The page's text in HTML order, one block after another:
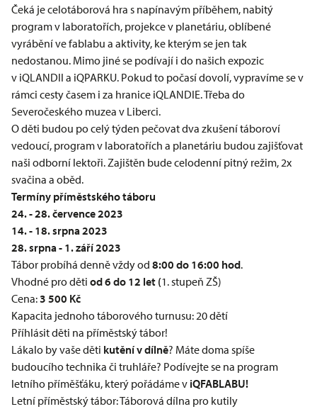
Čeká je celotáborová hra s napínavým příběhem, nabitý
program v laboratořích, projekce v planetáriu, oblíbené
vyrábění vefablabu a aktivity, ke kterým se jen tak
nedostanou. Mimo jiné se podívají i do našich expozic
v iQLANDII a iQPARKU. Pokud to počasí dovolí, vypravíme se v
rámci cesty časem i za hranice iQLANDIE. Třeba do
Severočeského muzea v Liberci.
O děti budou po celý týden pečovat dva zkušení táboroví
vedoucí, program v laboratořích a planetáriu budou zajišťovat
naši odborní lektoři. Zajištěn bude celodenní pitný režim, 2x
svačina a oběd.
Termíny příměstského táboru
24. - 28. července 2023
14. - 18. srpna 2023
28. srpna - 1. září 2023
Tábor probíhá denně vždy od 8:00 do 16:00 hod.
Vhodné pro děti od 6 do 12 let (1. stupeň ZŠ)
Cena:3 500 Kč
Kapacita jednoho táborového turnusu: 20 dětí
Příhlásit děti na příměstský tábor!
Lákalo by vaše děti kutění v dílně? Máte doma spíše
budoucího technika či truhláře? Podívejte se na program
letního příměšťáku, který pořádáme v iQFABLABU!
Letní příměstský tábor: Táborová dílna pro kutily